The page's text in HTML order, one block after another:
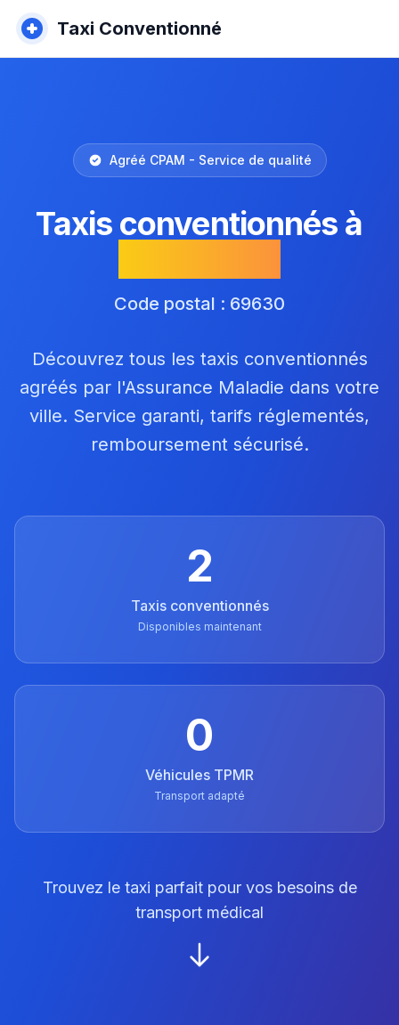
Taxi Conventionné
Agréé CPAM - Service de qualité
Taxis conventionnés à
Code postal : 69630
Découvrez tous les taxis conventionnés
agréés par l'Assurance Maladie dans votre
ville. Service garanti, tarifs réglementés,
remboursement sécurisé.
2
Taxis conventionnés
Disponibles maintenant
0
Véhicules TPMR
Transport adapté
Trouvez le taxi parfait pour vos besoins de
transport médical